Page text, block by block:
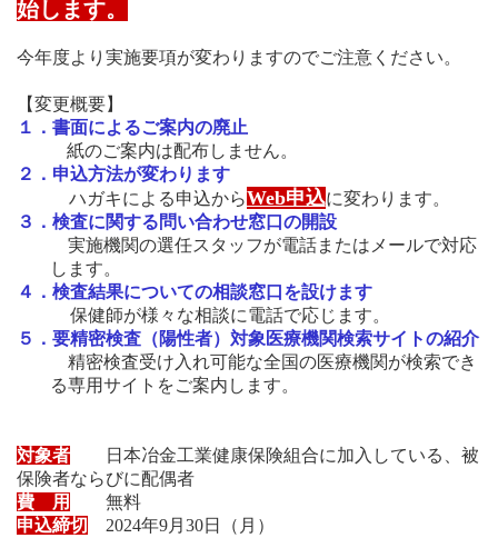
始します。
今年度より実施要項が変わりますのでご注意ください。
【変更概要】
１．書面によるご案内の廃止
紙のご案内は配布しません。
２． 申込方法が変わります
ハガキによる申込からWeb申込に変わります。
３．検査に関する問い合わせ窓口の開設
実施機関の選任スタッフが電話またはメールで対応
します。
４． 検査結果についての相談窓口を設けます
保健師が様々な相談に電話で応じます。
５．要精密検査（陽性者）対象医療機関検索サイトの紹介
精密検査受け入れ可能な全国の医療機関が検索でき
る専用サイトをご案内します。
対象者 日本冶金工業健康保険組合に加入している、被
保険者ならびに配偶者
費 用
無料
申込締切
2024年9月30日（月）